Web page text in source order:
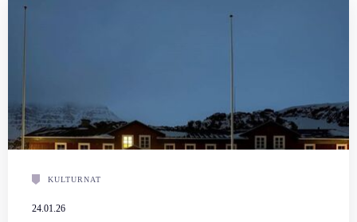
KULTURNAT
24.01.26